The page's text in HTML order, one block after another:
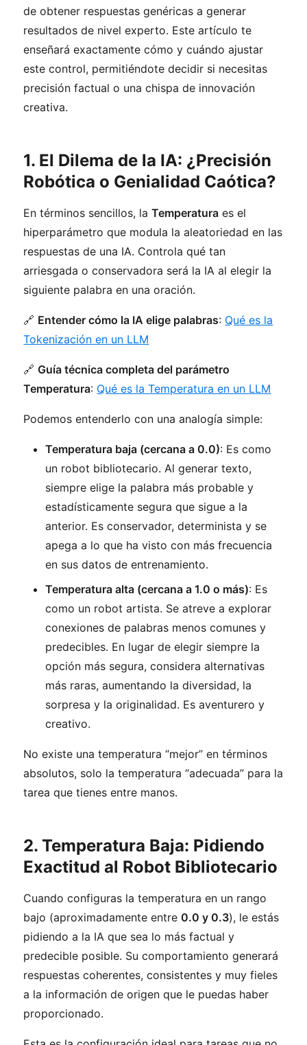
de obtener respuestas genéricas a generar
resultados de nivel experto. Este artículo te
enseñará exactamente cómo y cuándo ajustar
este control, permitiéndote decidir si necesitas
precisión factual o una chispa de innovación
creativa.
1. El Dilema de la IA: ¿Precisión
Robótica o Genialidad Caótica?
En términos sencillos, laTemperatura es el
hiperparámetro que modula la aleatoriedad en las
respuestas de una IA. Controla qué tan
arriesgada o conservadora será la IA al elegir la
siguiente palabra en una oración.
🔗 Entender cómo la IA elige palabras: Qué es la
Tokenización en un LLM
🔗 Guía técnica completa del parámetro
Temperatura: Qué es la Temperatura en un LLM
Podemos entenderlo con una analogía simple:
Temperatura baja (cercana a 0.0): Es como
un robot bibliotecario. Al generar texto,
siempre elige la palabra más probable y
estadísticamente segura que sigue a la
anterior. Es conservador, determinista y se
apega a lo que ha visto con más frecuencia
en sus datos de entrenamiento.
Temperatura alta (cercana a 1.0 o más): Es
como un robot artista. Se atreve a explorar
conexiones de palabras menos comunes y
predecibles. En lugar de elegir siempre la
opción más segura, considera alternativas
más raras, aumentando la diversidad, la
sorpresa y la originalidad. Es aventurero y
creativo.
No existe una temperatura “mejor” en términos
absolutos, solo la temperatura “adecuada” para la
tarea que tienes entre manos.
2. Temperatura Baja: Pidiendo
Exactitud al Robot Bibliotecario
Cuando configuras la temperatura en un rango
bajo (aproximadamente entre0.0 y 0.3), le estás
pidiendo a la IA que sea lo más factual y
predecible posible. Su comportamiento generará
respuestas coherentes, consistentes y muy fieles
a la información de origen que le puedas haber
proporcionado.